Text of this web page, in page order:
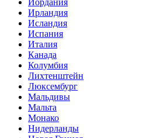
Ирландия
Исландия
Испания
Италия
Канада
Колумбия
Лихтенштейн
Люксембург
Мальдивы
Мальта
Монако
Нидерланды